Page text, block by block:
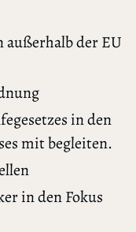
der EU
in den
mit begleiten.
in den Fokus